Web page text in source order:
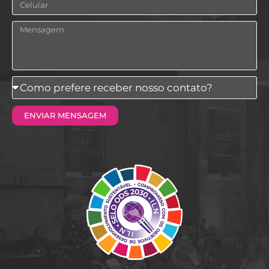
Celular
Mensagem
Como
prefere
receber
ENVIAR MENSAGEM